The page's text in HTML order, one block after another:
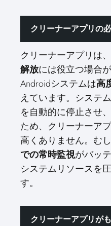
クリーナーアプリの
クリーナーアプリは、
解放には役立つ場合
Androidシステムは高
えています。システ
を自動的に停止させ
ため、クリーナーア
高くありません。む
での常時監視がバッ
システムリソースを
す。
クリーナーアプリが